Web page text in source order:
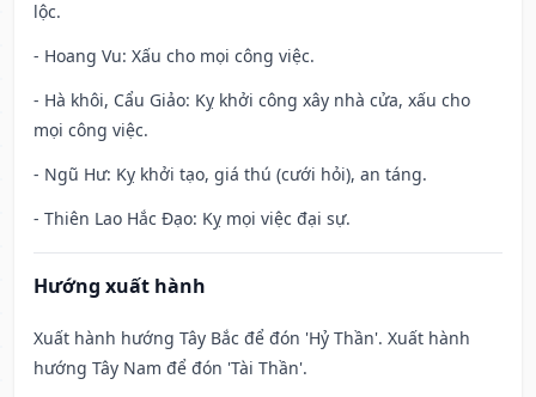
lộc.
- Hoang Vu: Xấu cho mọi công việc.
- Hà khôi, Cẩu Giảo: Kỵ khởi công xây nhà cửa, xấu cho
mọi công việc.
- Ngũ Hư: Kỵ khởi tạo, giá thú (cưới hỏi), an táng.
- Thiên Lao Hắc Đạo: Kỵ mọi việc đại sự.
Hướng xuất hành
Xuất hành hướng Tây Bắc để đón 'Hỷ Thần'. Xuất hành
hướng Tây Nam để đón 'Tài Thần'.